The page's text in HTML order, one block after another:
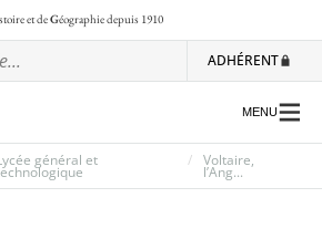
et deGéographiedepuis 1910
ADHÉRENT
MENU
général et Voltaire,
l’Ang...